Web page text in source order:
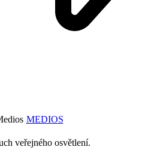
MEDIOS
veřejného osvětlení.